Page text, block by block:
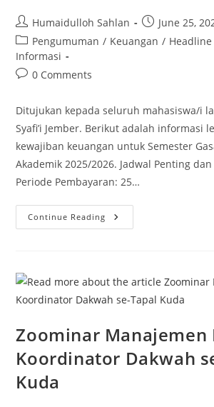
Post
author:
Humaidulloh Sahlan
Post
published:
June 25,
Post
category:
Pengumuman / Keuangan / Headline
Informasi
Post0 Comments
Ditujukan kepada seluruh mahasiswa/i
Syafi’i Jember. Berikut adalah informasi
kewajiban keuangan untuk Semester
Akademik 2025/2026. Jadwal Penting
Periode Pembayaran: 25…
Continue Reading Pembayaran
Daftar
Gasal
Tahun
Akademik
2025/2026
Zoominar Manajemen
Koordinator Dakwah
Kuda